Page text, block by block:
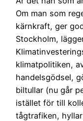
Om man som
kärnkraft, ger
Stockholm,
klimatpolitiken,
handelsgödsel,
biltullar (nu går
istället för till
tågtrafiken,